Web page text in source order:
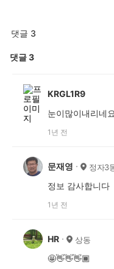
댓글 3
댓글3
KRGL1R9
눈이많이내리네요
1년 전
문재영 정자3
정보 감사합니다
1년 전
HR 상동
🤩👋👋👋🏾